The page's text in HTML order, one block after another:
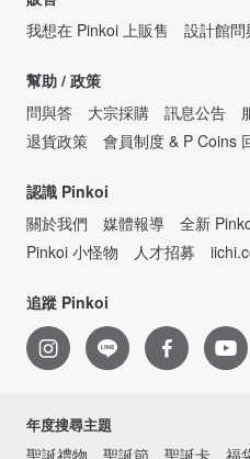
我想在 Pinkoi 上販售
設計館問
幫助 / 政策
問與答
大宗採購 訊息公告
退貨政策
會員制度 & P Coins
認識 Pinkoi
關於我們
媒體報導 全新
Pinkoi 小怪物
人才招募
追蹤 Pinkoi
年度搜尋主題